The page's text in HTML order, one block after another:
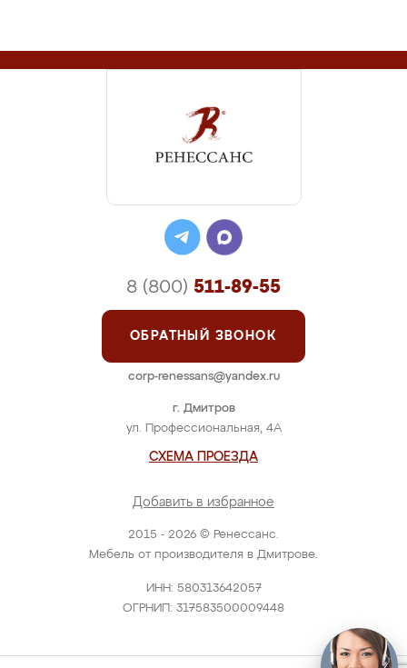
2015 - 2026 © Ренессанс.
Мебель от производителя в Дмитрове.
ИНН: 580313642057
ОГРНИП: 317583500009448
г. Дмитров
ул. Профессиональная, 4А
СХЕМА ПРОЕЗДА
Добавить в избранное
8 (800) 511-89-55
ОБРАТНЫЙ ЗВОНОК
corp-renessans@yandex.ru